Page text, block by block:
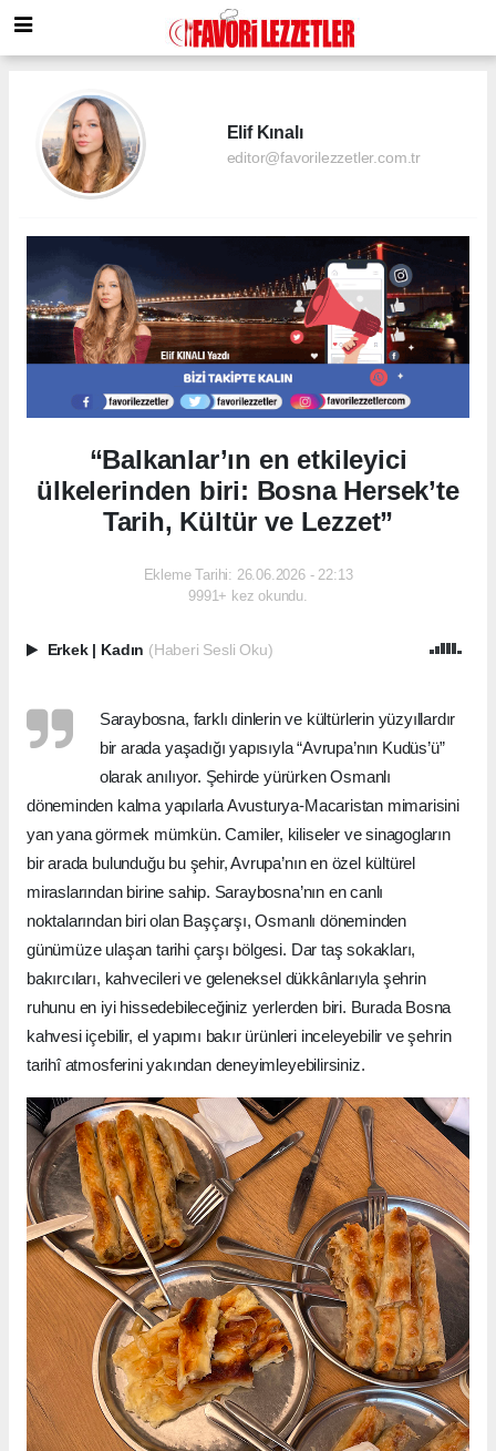
Elif Kınalı
editor@favorilezzetler.com.tr
“Balkanlar’ın en etkileyici
ülkelerinden biri: Bosna Hersek’te
Tarih, Kültür ve Lezzet”
Ekleme Tarihi: 26.06.2026 - 22:13
9991+ kez okundu.
Erkek Kadın (Haberi Sesli Oku)
Saraybosna, farklı dinlerin ve kültürlerin yüzyıllardır
bir arada yaşadığı yapısıyla “Avrupa’nın Kudüs’ü”
olarak anılıyor. Şehirde yürürken Osmanlı
döneminden kalma yapılarla Avusturya-Macaristan mimarisini
yan yana görmek mümkün. Camiler, kiliseler ve sinagogların
bir arada bulunduğu bu şehir, Avrupa’nın en özel kültürel
miraslarından birine sahip. Saraybosna’nın en canlı
noktalarından biri olan Başçarşı, Osmanlı döneminden
günümüze ulaşan tarihi çarşı bölgesi. Dar taş sokakları,
bakırcıları, kahvecileri ve geleneksel dükkânlarıyla şehrin
ruhunu en iyi hissedebileceğiniz yerlerden biri. Burada Bosna
kahvesi içebilir, el yapımı bakır ürünleri inceleyebilir ve şehrin
tarihî atmosferini yakından deneyimleyebilirsiniz.